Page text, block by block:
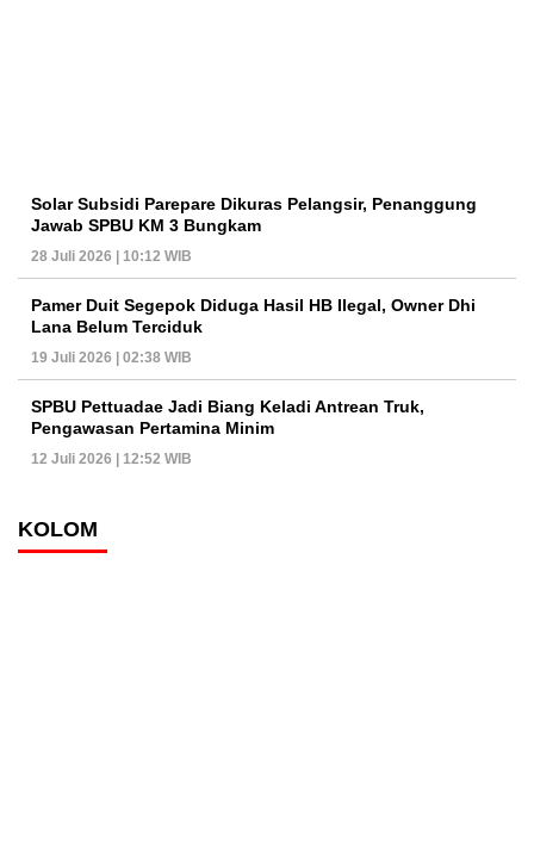
Solar Subsidi Parepare Dikuras Pelangsir, Penanggung
Jawab SPBU KM 3 Bungkam
28 Juli 2026 | 10:12 WIB
Pamer Duit Segepok Diduga Hasil HB Ilegal, Owner Dhi
Lana Belum Terciduk
19 Juli 2026 | 02:38 WIB
SPBU Pettuadae Jadi Biang Keladi Antrean Truk,
Pengawasan Pertamina Minim
12 Juli 2026 | 12:52 WIB
KOLOM